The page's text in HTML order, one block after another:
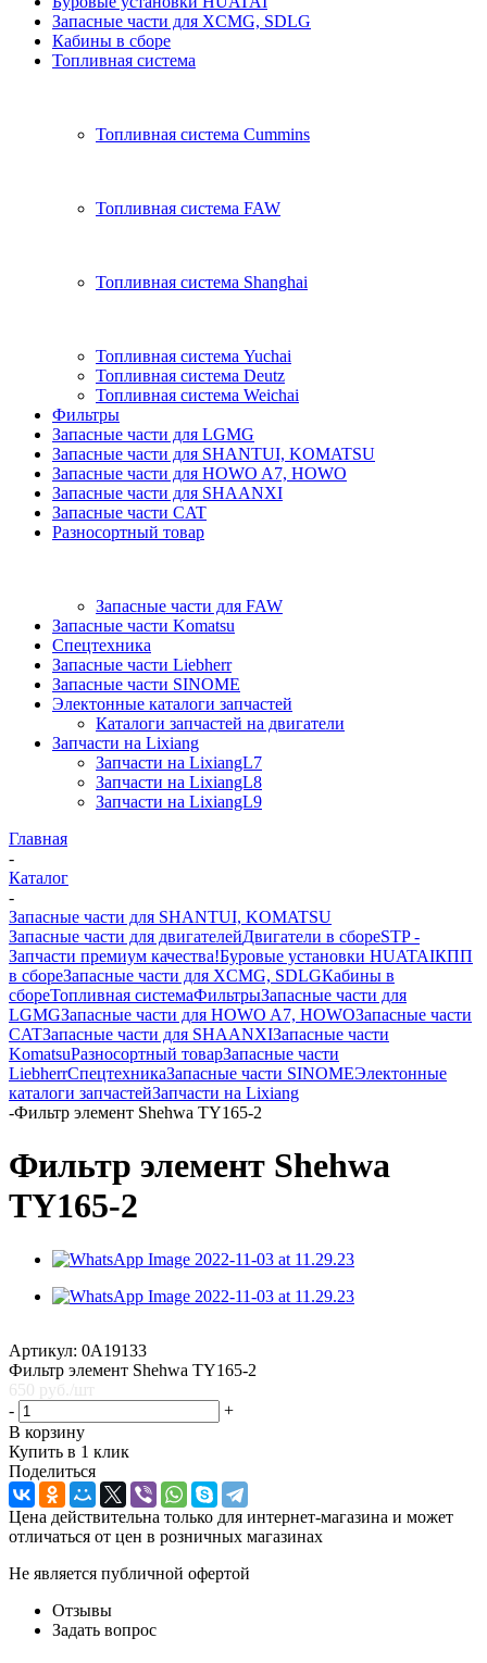
Запасные части для XCMG, SDLG
Кабины в сборе
Топливная система
Топливная система Cummins
Топливная система FAW
Топливная система Shanghai
Топливная система Yuchai
Топливная система Deutz
Топливная система Weichai
Фильтры
Запасные части для LGMG
Запасные части для SHANTUI, KOMATSU
Запасные части для HOWO A7, HOWO
Запасные части для SHAANXI
Запасные части CAT
Разносортный товар
Запасные части для FAW
Запасные части Komatsu
Спецтехника
Запасные части Liebherr
Запасные части SINOME
Электонные каталоги запчастей
Каталоги запчастей на двигатели
Запчасти на Lixiang
Запчасти на LixiangL7
Запчасти на LixiangL8
Запчасти на LixiangL9
Главная
-
Каталог
-
Запасные части для SHANTUI, KOMATSU
Запасные части для двигателейДвигатели в сбореSTP -
Запчасти премиум качества!Буровые установки HUATAIКПП
в сбореЗапасные части для XCMG, SDLGКабины в
сбореТопливная системаФильтрыЗапасные части для
LGMGЗапасные части для HOWO A7, HOWOЗапасные части
CATЗапасные части для SHAANXIЗапасные части
KomatsuРазносортный товарЗапасные части
LiebherrСпецтехникаЗапасные части SINOMEЭлектонные
каталоги запчастейЗапчасти на Lixiang
-Фильтр элемент Shehwa TY165-2
Фильтр элемент Shehwa
TY165-2
Артикул: 0A19133
Фильтр элемент Shehwa TY165-2
650 руб.
/шт
-
+
В корзину
Купить в 1 клик
Поделиться
Цена действительна только для интернет-магазина и может
отличаться от цен в розничных магазинах
Не является публичной офертой
Отзывы
Задать вопрос